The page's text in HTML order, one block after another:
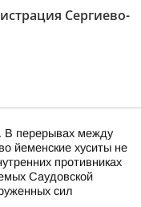
Сергиево-
В перерывах между
йеменские хуситы не
противниках
Саудовской
сил